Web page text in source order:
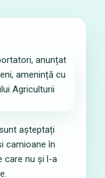
așteptați
camioane în
care nu și l-a